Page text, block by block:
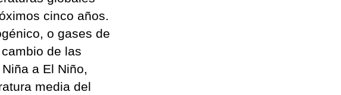
cinco años.
o gases de
de las
a El Niño,
media del